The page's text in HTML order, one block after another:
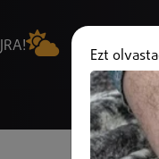
Ezt